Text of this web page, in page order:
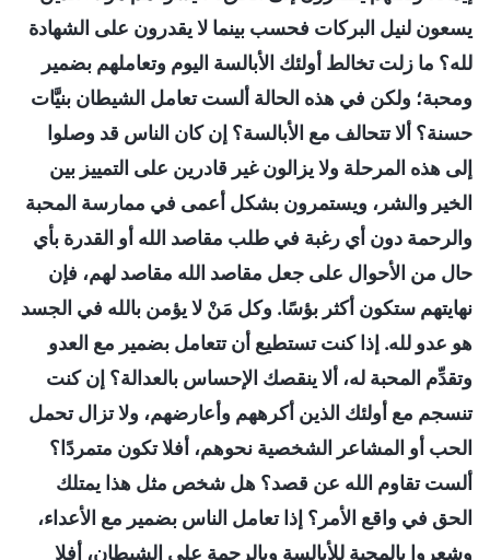
يسعون لنيل البركات فحسب بينما لا يقدرون على الشهادة
لله؟ ما زلت تخالط أولئك الأبالسة اليوم وتعاملهم بضمير
ومحبة؛ ولكن في هذه الحالة ألست تعامل الشيطان بنيَّات
حسنة؟ ألا تتحالف مع الأبالسة؟ إن كان الناس قد وصلوا
إلى هذه المرحلة ولا يزالون غير قادرين على التمييز بين
الخير والشر، ويستمرون بشكل أعمى في ممارسة المحبة
والرحمة دون أي رغبة في طلب مقاصد الله أو القدرة بأي
حال من الأحوال على جعل مقاصد الله مقاصد لهم، فإن
نهايتهم ستكون أكثر بؤسًا. وكل مَنْ لا يؤمن بالله في الجسد
هو عدو لله. إذا كنت تستطيع أن تتعامل بضمير مع العدو
وتقدِّم المحبة له، ألا ينقصك الإحساس بالعدالة؟ إن كنت
تنسجم مع أولئك الذين أكرههم وأعارضهم، ولا تزال تحمل
الحب أو المشاعر الشخصية نحوهم، أفلا تكون متمردًا؟
ألست تقاوم الله عن قصد؟ هل شخص مثل هذا يمتلك
الحق في واقع الأمر؟ إذا تعامل الناس بضمير مع الأعداء،
وشعروا بالمحبة للأبالسة وبالرحمة على الشيطان، أفلا